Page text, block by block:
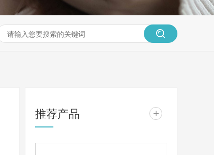
推荐产品 +